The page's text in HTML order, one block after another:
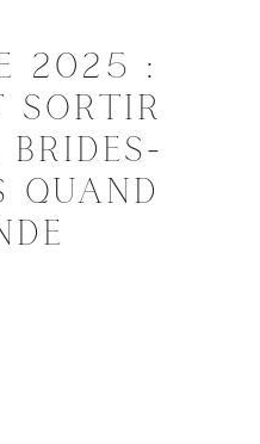
2025 :
SORTIR
QUAND